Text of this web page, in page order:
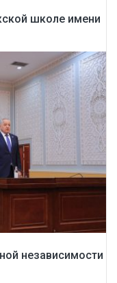
школе имени
независимости